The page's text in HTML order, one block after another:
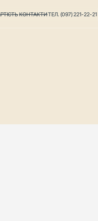
КОНТАКТИТЕЛ. (097) 221-22-21